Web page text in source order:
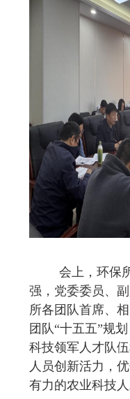
会上，环保
强，党委委员、
所各团队首席、
团队“十五五”规
科技领军人才队
人员创新活力，
有力的农业科技